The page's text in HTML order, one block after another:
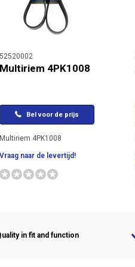
52520002
Multiriem 4PK1008
Bel voor de prijs
Multiriem 4PK1008
Vraag naar de levertijd!
in fit and function